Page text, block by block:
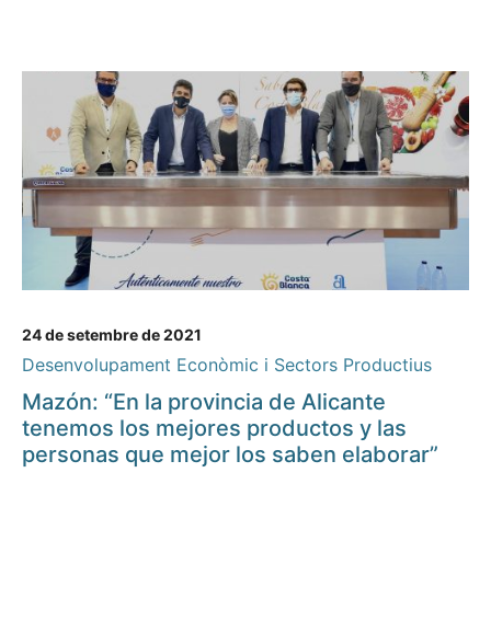
24 de setembre de 2021
Desenvolupament Econòmic i Sectors Productius
Mazón: “En la provincia de Alicante
tenemos los mejores productos y las
personas que mejor los saben elaborar”